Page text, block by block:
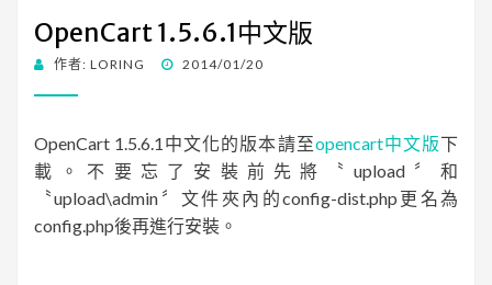
OpenCart 1.5.6.1中文版
作者: LORING
發 2014/01/20
OpenCart 1.5.6.1中文化的版本請至opencart中文版下
載。不要忘了安裝前先將〝upload〞和
〝upload\admin〞文件夾內的config-dist.php更名為
config.php後再進行安裝。